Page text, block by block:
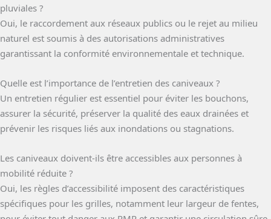
pluviales ?
Oui, le raccordement aux réseaux publics ou le rejet au milieu
naturel est soumis à des autorisations administratives
garantissant la conformité environnementale et technique.
Quelle est l’importance de l’entretien des caniveaux ?
Un entretien régulier est essentiel pour éviter les bouchons,
assurer la sécurité, préserver la qualité des eaux drainées et
prévenir les risques liés aux inondations ou stagnations.
Les caniveaux doivent-ils être accessibles aux personnes à
mobilité réduite ?
Oui, les règles d’accessibilité imposent des caractéristiques
spécifiques pour les grilles, notamment leur largeur de fentes,